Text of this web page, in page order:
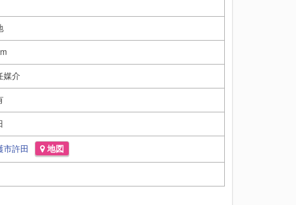
媒介
市許田 地図